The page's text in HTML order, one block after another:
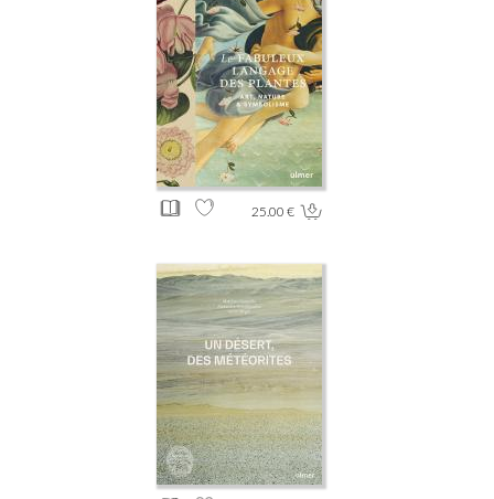
25.00 €